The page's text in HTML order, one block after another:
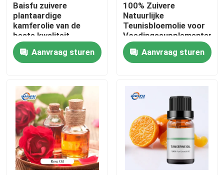
Thuis
Video's
VR-show
Over ons
Baisfu zuivere
plantaardige
kamferolie van de
beste kwaliteit
lichtgeel oliehoudende
vloeistof voor
specerijen en
grondstoffen
Aanvraag sturen
100% Zuivere
Natuurlijke
Teunisbloemolie voor
Voedingssupplementen,
Huidverzorging en
Persoonlijke
Verzorgingsproducten
Aanvraag sturen